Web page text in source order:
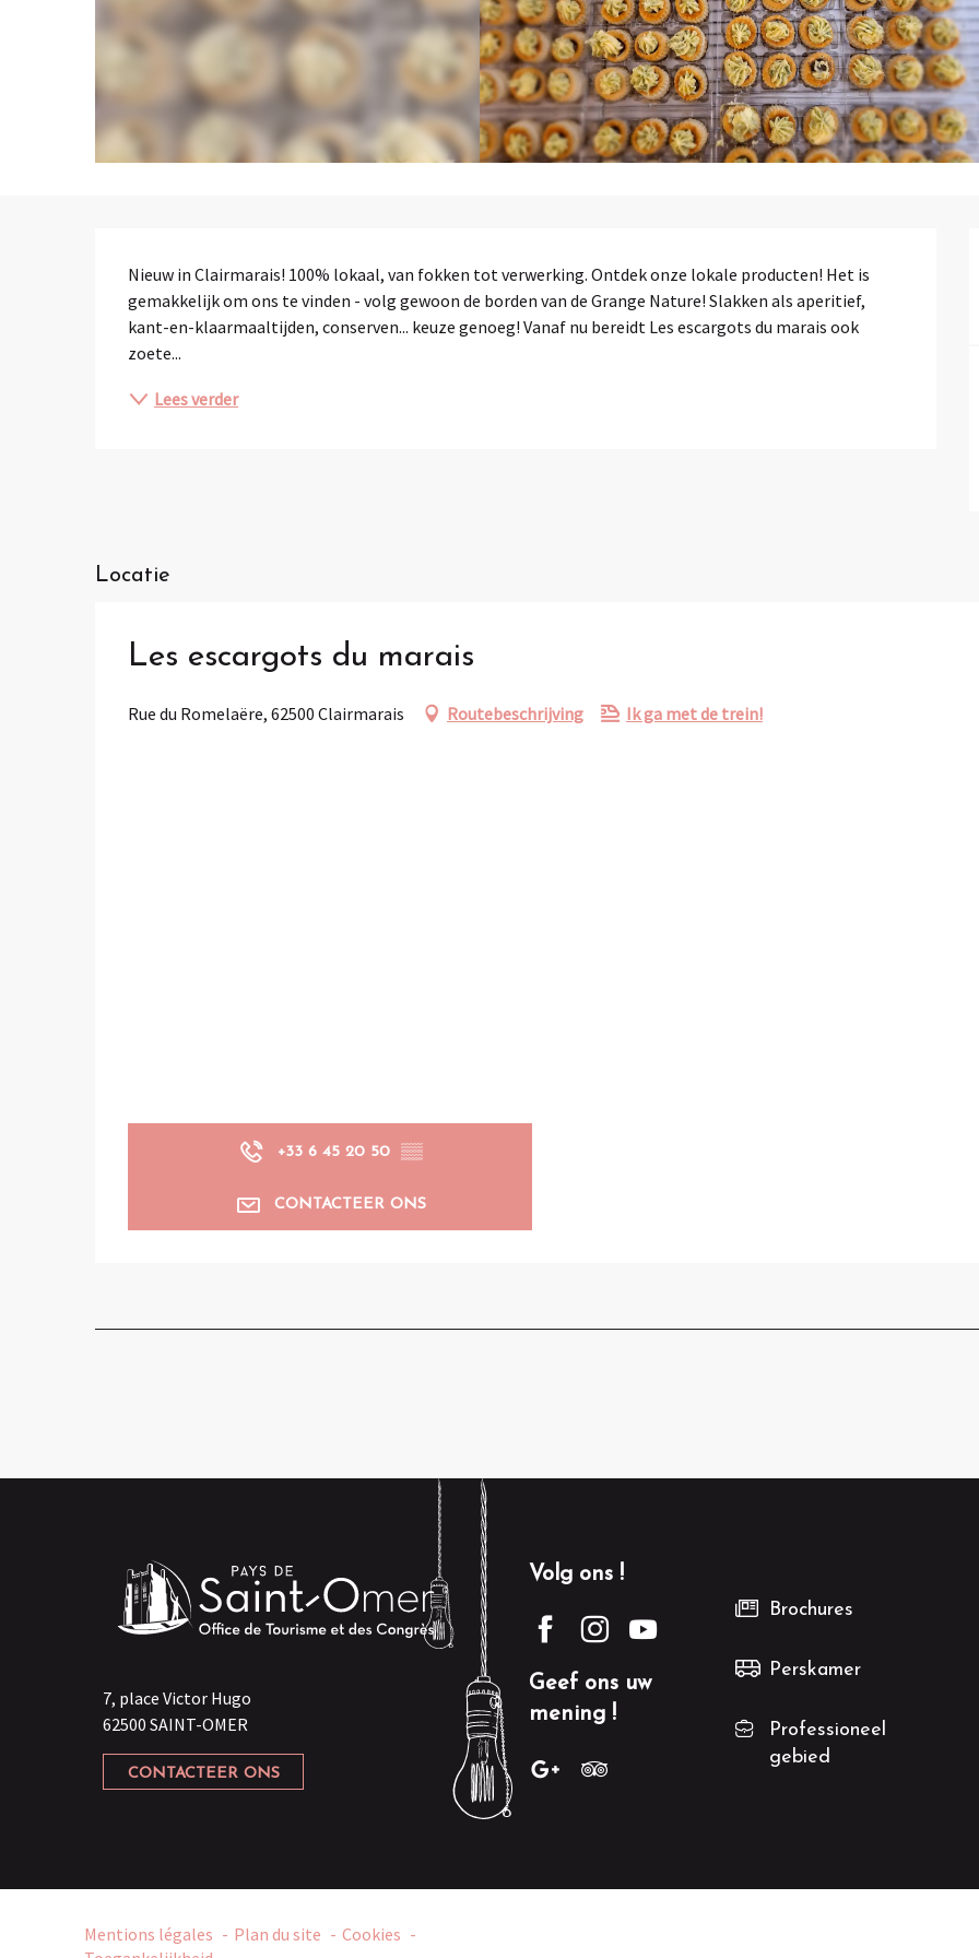
Nieuw in Clairmarais! 100% lokaal, van fokken tot verwerking. Ontdek onze lokale producten! Het is
gemakkelijk om ons te vinden - volg gewoon de borden van de Grange Nature! Slakken als aperitief,
kant-en-klaarmaaltijden, conserven... keuze genoeg! Vanaf nu bereidt Les escargots du marais ook
zoete...
Lees verder
Locatie
Les escargots du marais
Rue du Romelaëre, 62500 Clairmarais Routebeschrijving Ik ga met de trein!
+33 6 45 20 50 ▒▒
CONTACTEER ONS
7, place Victor Hugo
62500 SAINT-OMER
CONTACTEER ONS
Volg ons !
Geef ons uw
mening !
Brochures
Perskamer
Professioneel
gebied
Mentions légales Plan du site
Cookies